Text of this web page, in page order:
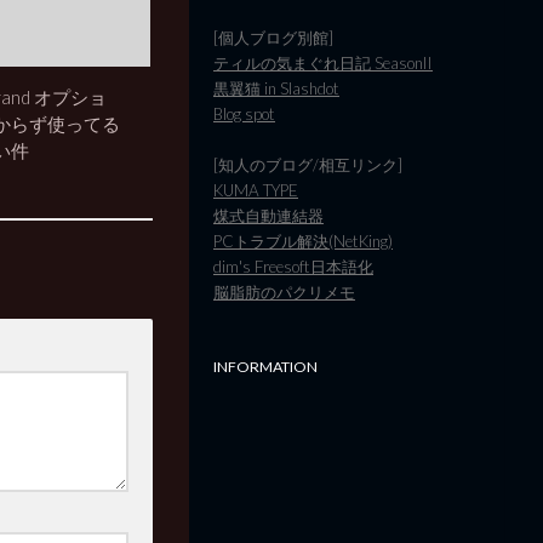
オプショ
らず使ってる
件
[個人ブログ別館]
ティルの気まぐれ日記 SeasonII
黒翼猫 in Slashdot
Blog spot
[知人のブログ/相互リンク]
KUMA TYPE
煤式自動連結器
PCトラブル解決(NetKing)
dim's Freesoft日本語化
脳脂肪のパクリメモ
INFORMATION